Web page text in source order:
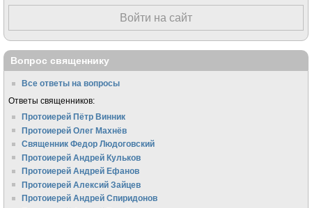
Войти на сайт
Вопрос священнику
Все ответы на вопросы
Ответы священников:
Протоиерей Пётр Винник
Протоиерей Олег Махнёв
Священник Федор Людоговский
Протоиерей Андрей Кульков
Протоиерей Андрей Ефанов
Протоиерей Алексий Зайцев
Протоиерей Андрей Спиридонов